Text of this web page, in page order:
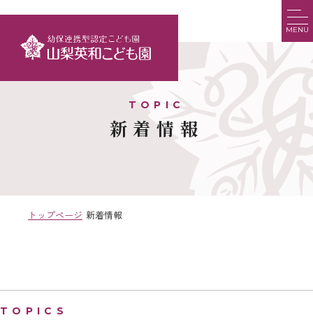
MENU
新着情報
トップページ 新着情報